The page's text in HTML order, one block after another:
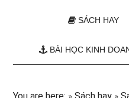
SÁCH HAY
BÀI HỌC KINH